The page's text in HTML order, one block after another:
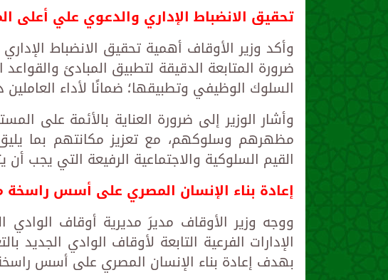
تحقيق الانضباط الإداري والدعوي علي أعلى
وأكد وزير الأوقاف أهمية تحقيق الانضباط
ضرورة المتابعة الدقيقة لتطبيق المبادئ
السلوك الوظيفي وتطبيقها؛ ضمانًا لأداء
وأشار الوزير إلى ضرورة العناية بالأئمة على
مظهرهم وسلوكهم، مع تعزيز مكانتهم بما يليق
القيم السلوكية والاجتماعية الرفيعة التي يجب أن
إعادة بناء الإنسان المصري على أسس راسخة
ووجه وزير الأوقاف مديرَ مديرية أوقاف الوادي
الإدارات الفرعية التابعة لأوقاف الوادي
بهدف إعادة بناء الإنسان المصري على أسس